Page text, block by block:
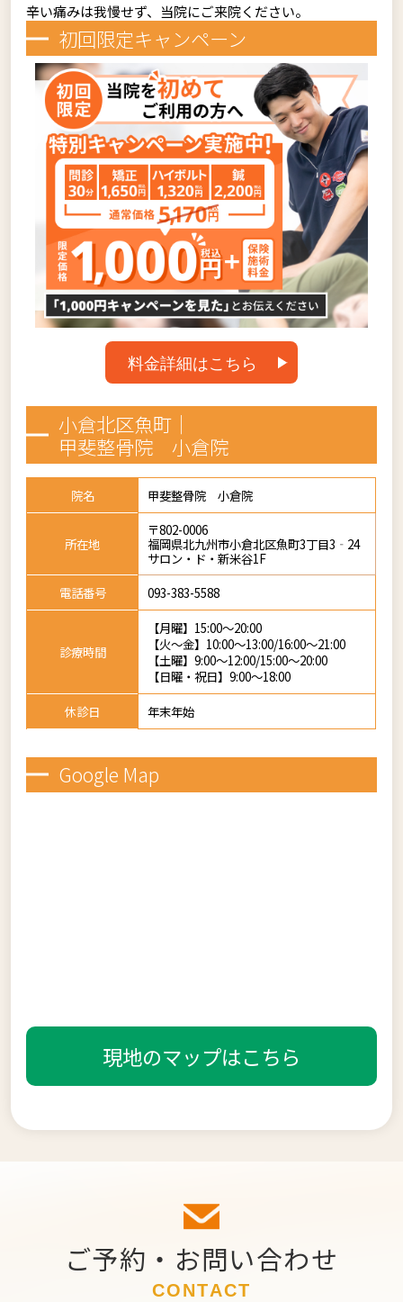
辛い痛みは我慢せず、当院にご来院ください。
初回限定キャンペーン
料金詳細はこちら
小倉北区魚町｜
甲斐整骨院 小倉院
院名 甲斐整骨院 小倉院
所在地
〒802-0006
福岡県北九州市小倉北区魚町3丁目3‐24
サロン・ド・新米谷1F
電話番号
093-383-5588
診療時間
【月曜】15:00～20:00
【火～金】10:00～13:00/16:00～21:00
【土曜】9:00～12:00/15:00～20:00
【日曜・祝日】9:00～18:00
休診日
年末年始
Google Map
現地のマップはこちら
ご予約・お問い合わせ
CONTACT